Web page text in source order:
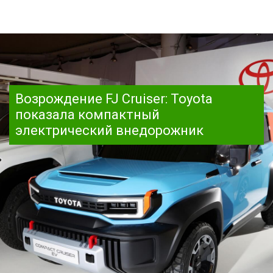
Возрождение FJ Cruiser: Toyota
показала компактный
электрический внедорожник